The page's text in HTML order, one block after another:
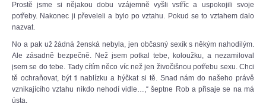
Prostě jsme si nějakou dobu vzájemně vyšli vstříc a uspokojili svoje
potřeby. Nakonec ji převeleli a bylo po vztahu. Pokud se to vztahem dalo
nazvat.
No a pak už žádná ženská nebyla, jen občasný sexík s někým nahodilým.
Ale zásadně bezpečně. Než jsem potkal tebe, koloužku, a nezamiloval
jsem se do tebe. Tady cítím něco víc než jen živočišnou potřebu sexu. Chci
tě ochraňovat, být ti nablízku a hýčkat si tě. Snad nám do našeho právě
vznikajícího vztahu nikdo nehodí vidle…,“ šeptne Rob a přisaje se na má
ústa.